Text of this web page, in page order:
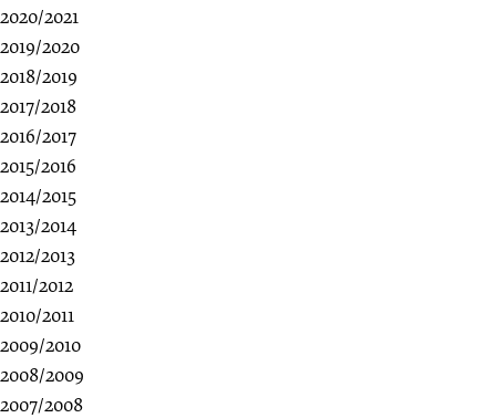
2020/2021
2019/2020
2018/2019
2017/2018
2016/2017
2015/2016
2014/2015
2013/2014
2012/2013
2011/2012
2010/2011
2009/2010
2008/2009
2007/2008